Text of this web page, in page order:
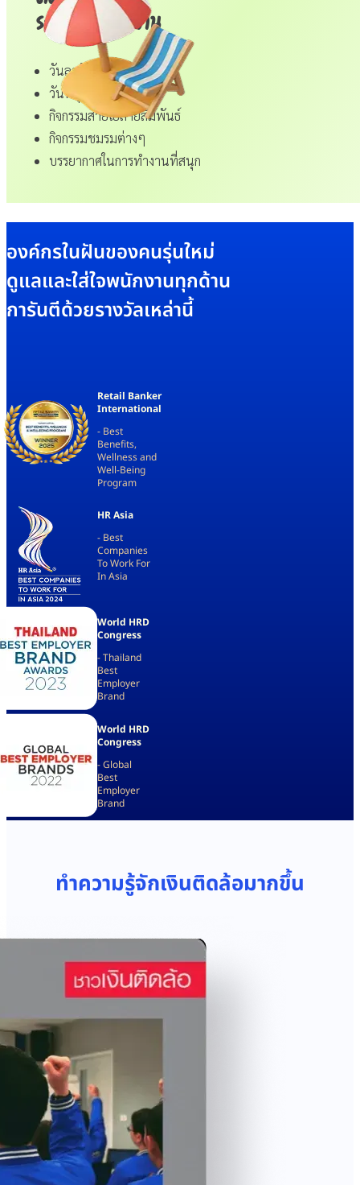
ระหว่างการทำงาน
วันลาวันเกิด
วันหยุดพักผ่อน
กิจกรรมสายใยสายสัมพันธ์
กิจกรรมชมรมต่างๆ
บรรยากาศในการทำงานที่สนุก
องค์กรในฝันของคนรุ่นใหม่
ดูแลและใส่ใจพนักงานทุกด้าน
การันตีด้วยรางวัลเหล่านี้
Retail Banker
International
- Best
Benefits,
Wellness and
Well-Being
Program
HR Asia
- Best
Companies
To Work For
In Asia
World HRD
Congress
-Thailand
Best
Employer
Brand
World HRD
Congress
-Global
Best
Employer
Brand
ทำความรู้จักเงินติดล้อมากขึ้น